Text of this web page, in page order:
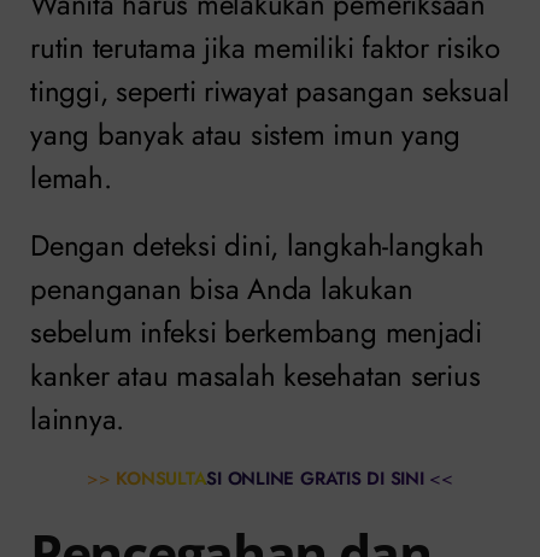
rutin terutama jika memiliki faktor risiko
tinggi, seperti riwayat pasangan seksual
yang banyak atau sistem imun yang
lemah.
Dengan deteksi dini, langkah-langkah
penanganan bisa Anda lakukan
sebelum infeksi berkembang menjadi
kanker atau masalah kesehatan serius
lainnya.
>> KONSULTASI ONLINE GRATIS DI SINI <<